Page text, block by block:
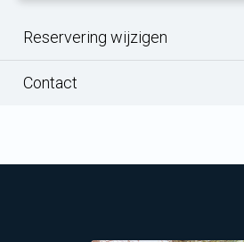
Reservering wijzigen
Contact
De